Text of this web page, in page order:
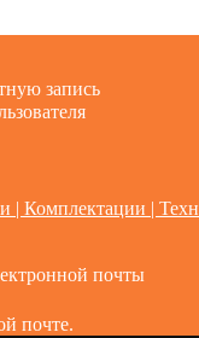
запись
Комплектации |
почты
почте.